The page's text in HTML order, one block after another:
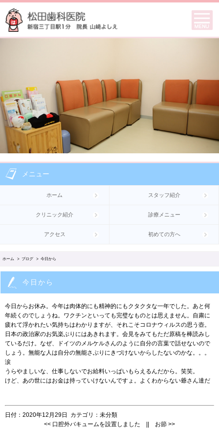
メニュー
ホーム
クリニック紹介
アクセス
スタッフ紹介
診療メニュー
初めての方へ
ホーム > ブログ > 今日から
今日から
今日からお休み。今年は肉体的にも精神的にもクタクタな一年でした。あと何
年続くのでしょうね。ワクチンといっても完璧なものとは思えません。自粛に
疲れて浮かれたい気持ちはわかりますが、それこそコロナウィルスの思う壺。
日本の政治家のお気楽ぶりにはあきれます。会見をみてもただ原稿を棒読みし
ているだけ。なぜ、ドイツのメルケルさんのように自分の言葉で話せないので
しょう。無能な人は自分の無能さぶりにきづけないからしたないのかな。。。
涙
うらやましいな、仕事しないでお給料いっぱいもらえるんだから。笑笑。
けど、あの世にはお金は持っていけないんですょ。よくわからない爺さん達だ
日付： 2020年12月29日 カテゴリ： 未分類
<< 口腔外バキュームを設置しました お節 >>